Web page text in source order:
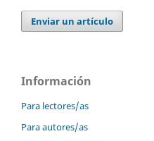
Enviar un artículo
Información
Para lectores/as
Para autores/as